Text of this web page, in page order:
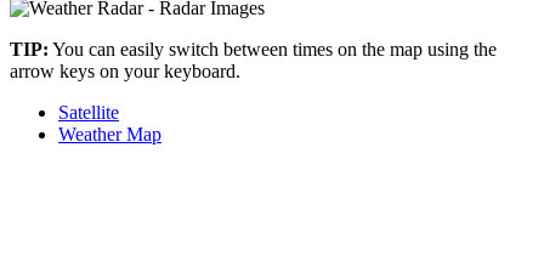
–
TIP: You can easily switch between times on the map using the
arrow keys on your keyboard.
Satellite
Weather Map